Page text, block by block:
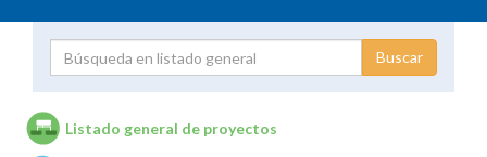
Listado general de proyectos